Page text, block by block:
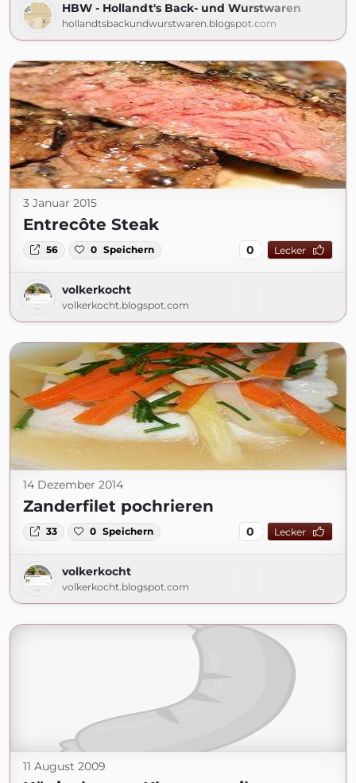
HBW - Hollandt's Back- und Wurstwaren
hollandtsbackundwurstwaren.blogspot.com
3 Januar 2015
Entrecôte Steak
56 0 Speichern 0 Lecker
volkerkocht
volkerkocht.blogspot.com
14 Dezember 2014
Zanderfilet pochrieren
33 0 Speichern 0 Lecker
volkerkocht
volkerkocht.blogspot.com
11 August 2009